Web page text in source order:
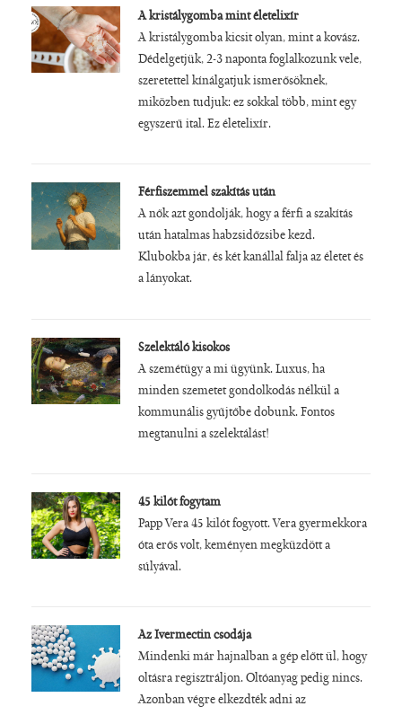
A kristálygomba mint életelixír
A kristálygomba kicsit olyan, mint a kovász.
Dédelgetjük, 2-3 naponta foglalkozunk vele,
szeretettel kínálgatjuk ismerősöknek,
miközben tudjuk: ez sokkal több, mint egy
egyszerű ital. Ez életelixír.
Férfiszemmel szakítás után
A nők azt gondolják, hogy a férfi a szakítás
után hatalmas habzsidőzsibe kezd.
Klubokba jár, és két kanállal falja az életet és
a lányokat.
Szelektáló kisokos
A szemétügy a mi ügyünk. Luxus, ha
minden szemetet gondolkodás nélkül a
kommunális gyűjtőbe dobunk. Fontos
megtanulni a szelektálást!
45 kilót fogytam
Papp Vera 45 kilót fogyott. Vera gyermekkora
óta erős volt, keményen megküzdött a
súlyával.
Az Ivermectin csodája
Mindenki már hajnalban a gép előtt ül, hogy
oltásra regisztráljon. Oltóanyag pedig nincs.
Azonban végre elkezdték adni az